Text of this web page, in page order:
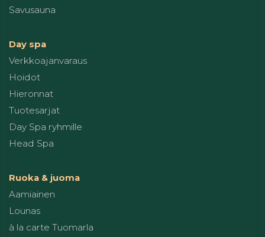
Savusauna
Day spa
Verkkoajanvaraus
Hoidot
Hieronnat
Tuotesarjat
Day Spa ryhmille
Head Spa
Ruoka & juoma
Aamiainen
Lounas
à la carte Tuomarla